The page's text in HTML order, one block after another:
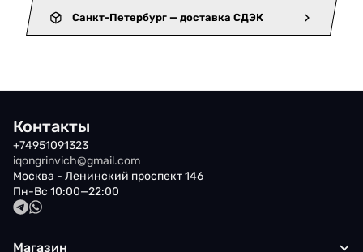
Санкт-Петербург — доставка СДЭК
Контакты
+74951091323
iqongrinvich@gmail.com
Москва - Ленинский проспект 146
Пн-Вс 10:00—22:00
Магазин